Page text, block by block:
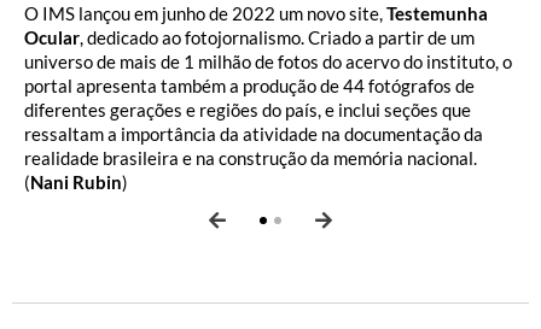
O IMS lançou em junho de 2022 um novo site,Testemunha
Ocular, dedicado ao fotojornalismo. Criado a partir de um
universo de mais de 1 milhão de fotos do acervo do instituto, o
portal apresenta também a produção de 44 fotógrafos de
diferentes gerações e regiões do país, e inclui seções que
ressaltam a importância da atividade na documentação da
realidade brasileira e na construção da memória nacional.
(Nani Rubin)
Uma das facetas do fotógrafo Luciano Carneiro, morto em
1959 aos 33 anos, é a de correspondente de guerra,
representada por seu trabalho no conflito da Coreia no início
dos anos 1950 e apresentada aqui em texto de Sergio Burgi e
Samuel Titan Jr. retirado de um dos livros da caixaA hora e o
lugar.